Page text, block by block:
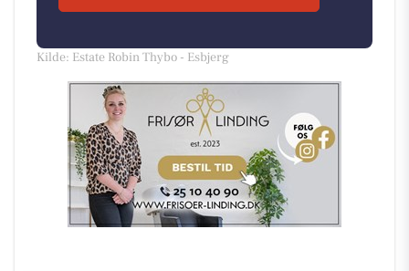
Kilde: Estate Robin Thybo - Esbjerg